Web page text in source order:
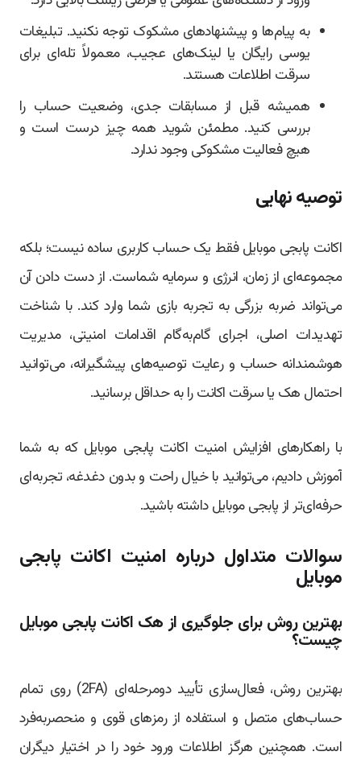
به پیام‌ها و پیشنهادهای مشکوک توجه نکنید. تبلیغات
یوسی رایگان یا لینک‌های عجیب، معمولاً تله‌ای برای
سرقت اطلاعات هستند.
همیشه قبل از مسابقات جدی، وضعیت حساب را
بررسی کنید. مطمئن شوید همه چیز درست است و
هیچ فعالیت مشکوکی وجود ندارد.
توصیه نهایی
اکانت پابجی موبایل فقط یک حساب کاربری ساده نیست؛ بلکه
مجموعه‌ای از زمان، انرژی و سرمایه شماست. از دست دادن آن
می‌تواند ضربه بزرگی به تجربه بازی شما وارد کند. با شناخت
تهدیدات اصلی، اجرای گام‌به‌گام اقدامات امنیتی، مدیریت
هوشمندانه حساب و رعایت توصیه‌های پیشگیرانه، می‌توانید
احتمال هک یا سرقت اکانت را به حداقل برسانید.
با راهکارهای افزایش امنیت اکانت پابجی موبایل که به شما
آموزش دادیم، می‌توانید با خیال راحت و بدون دغدغه، تجربه‌ای
حرفه‌ای‌تر از پابجی موبایل داشته باشید.
سوالات متداول درباره امنیت اکانت پابجی
موبایل
بهترین روش برای جلوگیری از هک اکانت پابجی موبایل
چیست؟
بهترین روش، فعال‌سازی تأیید دومرحله‌ای (2FA) روی تمام
حساب‌های متصل و استفاده از رمزهای قوی و منحصربه‌فرد
است. همچنین هرگز اطلاعات ورود خود را در اختیار دیگران